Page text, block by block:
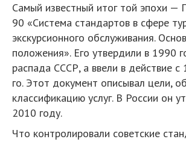
Самый известный итог той эпохи —
90 «Система стандартов в сфере
экскурсионного обслуживания.
положения». Его утвердили в 1990
распада СССР, а ввели в действие
го. Этот документ описывал цели,
классификацию услуг. В России он
2010 году.
Что контролировали советские